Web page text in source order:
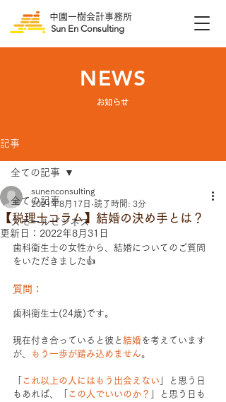
中園一樹会計事務所
Sun En Consulting
NEWS
​お知らせ
記事
全ての記事
スモールビジネス
全ての記事
【税理士コラム】結婚の決め手とは？
sunenconsulting
2021年8月17日 読了時間: 3分
更新日： 2022年8月31日
歯科衛生士の女性から、結婚についてのご質問
をいただきました👍
質問：
歯科衛生士(24歳)です。
現在付き合っていると彼と 結婚を考えています
が、
もう一歩が踏み込めません。
これ以上の人にはもう出会えない 」と思う日
もあれば、「
この人でいいのか？
」と思う日も